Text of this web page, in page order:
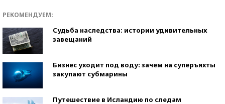
РЕКОМЕНДУЕМ:
Судьба наследства: истории удивительных
завещаний
Бизнес уходит под воду: зачем на суперъяхты
закупают субмарины
Путешествие в Исландию по следам